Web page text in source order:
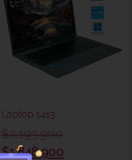
Laptop 1413
$2.193.900
$1.848.900